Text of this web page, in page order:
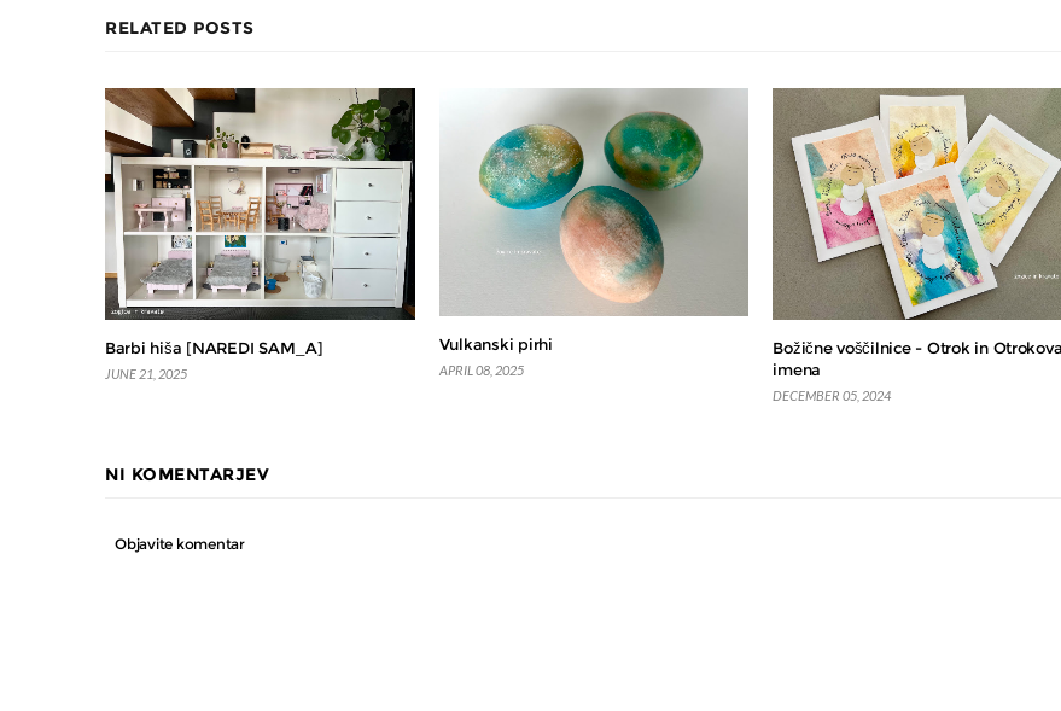
RELATED POSTS
Barbi hiša [NAREDI SAM_A]
JUNE 21, 2025
Vulkanski pirhi
APRIL 08, 2025
Božične voščilnice - Otrok in Otrokova
imena
DECEMBER 05, 2024
NI KOMENTARJEV
Objavite komentar